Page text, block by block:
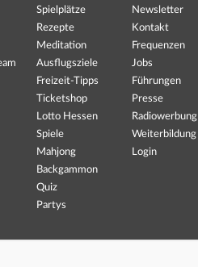
Spielplätze
Rezepte
Meditation
Ausflugsziele
Freizeit-Tipps
Ticketshop
Lotto Hessen
Spiele
Mahjong
Backgammon
Quiz
Partys
Newsletter
Kontakt
Frequenzen
Jobs
Führungen
Presse
Radiowerbung
Weiterbildung
Login